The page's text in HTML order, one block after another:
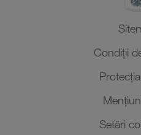
Condiții
Setări